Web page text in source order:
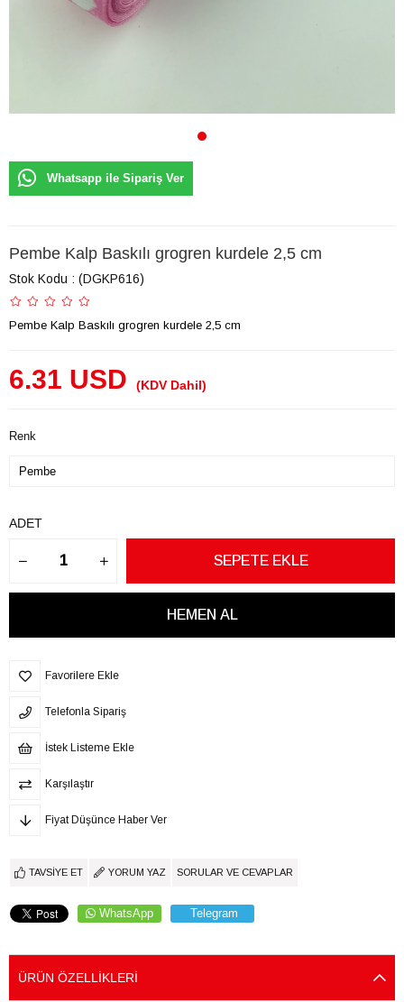
Whatsapp ile Sipariş Ver
Pembe Kalp Baskılı grogren kurdele 2,5 cm
Stok Kodu (DGKP616)
Pembe Kalp Baskılı grogren kurdele 2,5 cm
6.31 USD (KDV Dahil)
Renk
ADET
Favorilere Ekle
Telefonla Sipariş
İstek Listeme Ekle
Karşılaştır
Fiyat Düşünce Haber Ver
TAVSIYE ET YORUM YAZ SORULAR VE CEVAPLAR
WhatsApp Telegram
ÜRÜN ÖZELLIKLERI